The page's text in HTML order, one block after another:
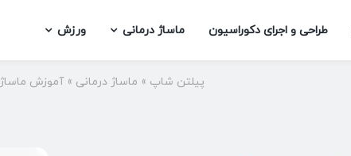
طراحی و اجرای دکوراسیون ماساژ درمانی ورزش
پیلتن شاپ » ماساژ درمانی »آموزش ماساژ